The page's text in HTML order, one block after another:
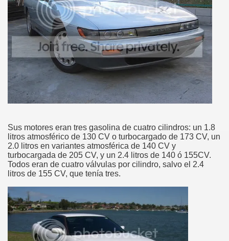
Sus motores eran tres gasolina de cuatro cilindros: un 1.8
litros atmosférico de 130 CV o turbocargado de 173 CV, un
2.0 litros en variantes atmosférica de 140 CV y
turbocargada de 205 CV, y un 2.4 litros de 140 ó 155CV.
Todos eran de cuatro válvulas por cilindro, salvo el 2.4
litros de 155 CV, que tenía tres.